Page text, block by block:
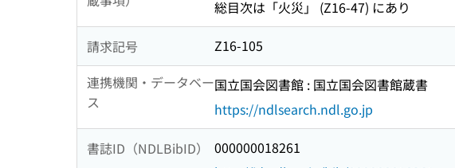
総目次は「火災」 (Z16-47) にあり
請求記号
Z16-105
連携機関・データベー
ス
国立国会図書館 : 国立国会図書館蔵書
https://ndlsearch.ndl.go.jp
書誌ID（NDLBibID）
000000018261